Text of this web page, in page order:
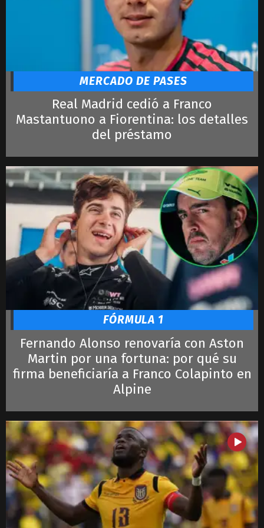
MERCADO DE PASES
Real Madrid cedió a Franco
Mastantuono a Fiorentina: los detalles
del préstamo
FÓRMULA 1
Fernando Alonso renovaría con Aston
Martin por una fortuna: por qué su
firma beneficiaría a Franco Colapinto en
Alpine